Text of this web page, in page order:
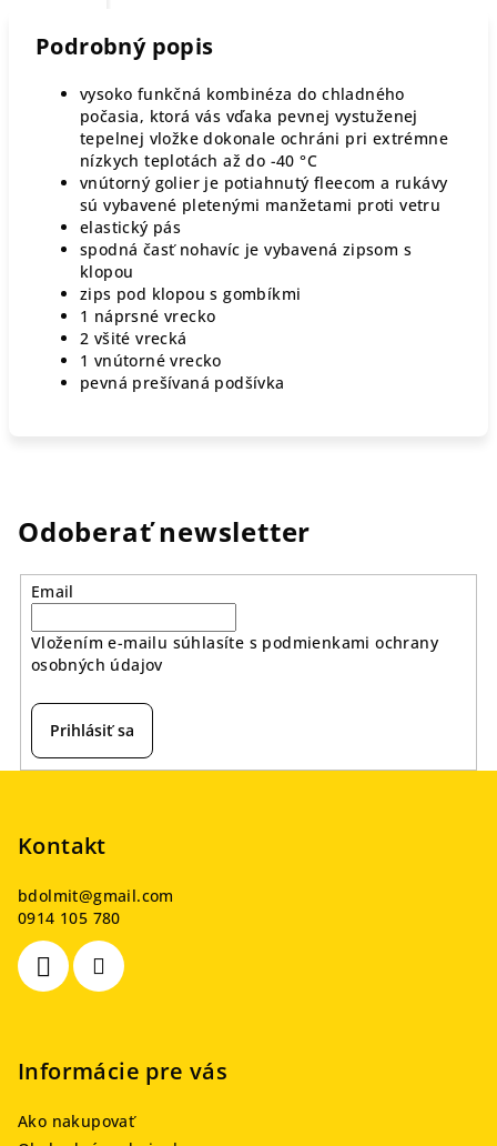
Podrobný popis
vysoko funkčná kombinéza do chladného
počasia, ktorá vás vďaka pevnej vystuženej
tepelnej vložke dokonale ochráni pri extrémne
nízkych teplotách až do -40 °C
vnútorný golier je potiahnutý fleecom a rukávy
sú vybavené pletenými manžetami proti vetru
elastický pás
spodná časť nohavíc je vybavená zipsom s
klopou
zips pod klopou s gombíkmi
1 náprsné vrecko
2 všité vrecká
1 vnútorné vrecko
pevná prešívaná podšívka
Odoberať newsletter
Email
Vložením e-mailu súhlasíte s podmienkami ochrany
osobných údajov
Prihlásiť sa
Kontakt
bdolmit@gmail.com
0914 105 780
Informácie pre vás
Ako nakupovať